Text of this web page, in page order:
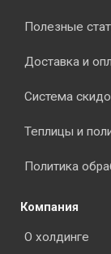
Полезные
Доставка и
Система
Теплицы и
Политика
Компания
О холдинге